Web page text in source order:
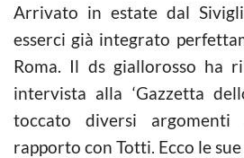
Arrivato in estate dal
esserci già integrato
Roma. Il ds giallorosso ha
intervista alla ‘Gazzetta
toccato diversi
rapporto con Totti. Ecco le